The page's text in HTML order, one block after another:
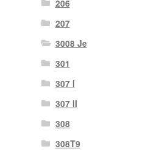
206
207
3008 Je
301
307 I
307 II
308
308T9